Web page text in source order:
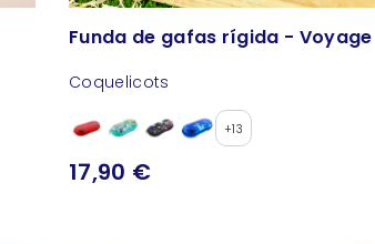
Funda de gafas rígida - Voyage
Coquelicots
+13
17,90 €